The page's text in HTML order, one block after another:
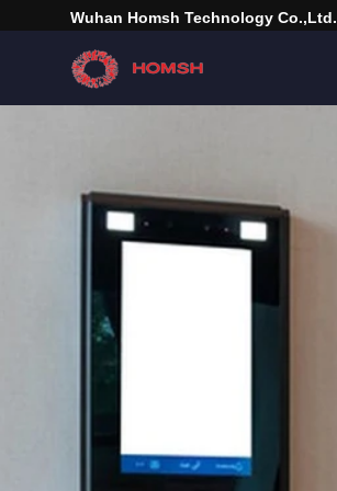
Wuhan Homsh Technology Co.,Ltd.